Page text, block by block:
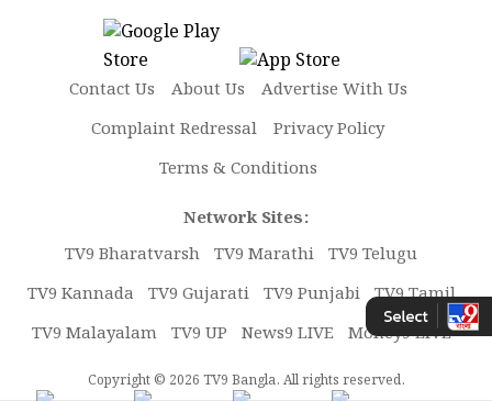
Contact Us About Us
Advertise With Us
Complaint Redressal
Privacy Policy
Terms & Conditions
Network Sites:
TV9 Bharatvarsh TV9 Marathi TV9 Telugu
TV9 Kannada TV9 Gujarati TV9 Punjabi TV9 Tamil
TV9 Malayalam TV9 UP News9 LIVE Money9 LIVE
Copyright © 2026 TV9 Bangla. All rights reserved.